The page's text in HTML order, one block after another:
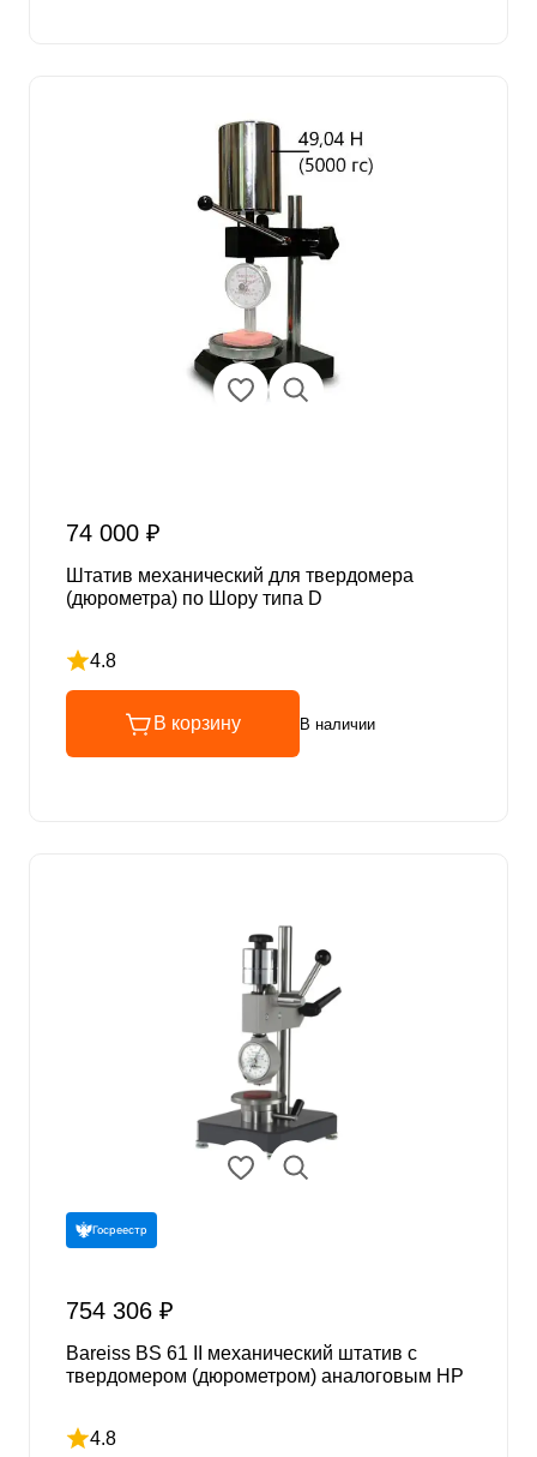
74 000 ₽
Штатив механический для твердомера
(дюрометра) по Шору типа D
4.8
Рейтинг 4.8 из 5
В корзину В наличии
Госреестр
754 306 ₽
Bareiss BS 61 II механический штатив с
твердомером (дюрометром) аналоговым HP
4.8
Рейтинг 4.8 из 5